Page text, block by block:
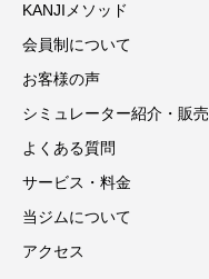
KANJIメソッド
会員制について
お客様の声
シミュレーター紹介・販売
よくある質問
サービス・料金
当ジムについて
アクセス